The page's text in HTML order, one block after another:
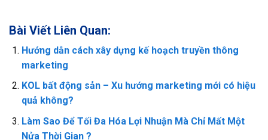
Bài Viết Liên Quan:
Hướng dẫn cách xây dựng kế hoạch truyền thông
marketing
KOL bất động sản – Xu hướng marketing mới có hiệu
quả không?
Làm Sao Để Tối Đa Hóa Lợi Nhuận Mà Chỉ Mất Một
Nửa Thời Gian ?